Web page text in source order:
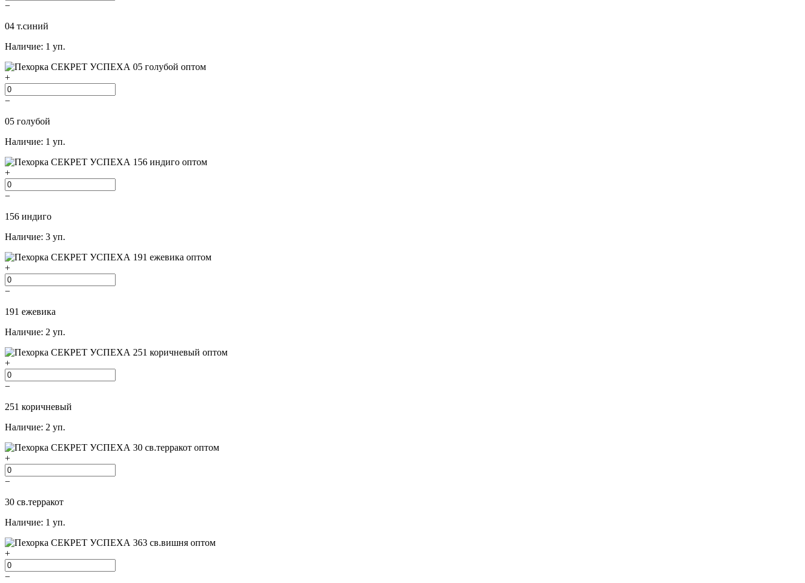
−
04 т.синий
Наличие: 1 уп.
+
−
05 голубой
Наличие: 1 уп.
+
−
156 индиго
Наличие: 3 уп.
+
−
191 ежевика
Наличие: 2 уп.
+
−
251 коричневый
Наличие: 2 уп.
+
−
30 св.терракот
Наличие: 1 уп.
+
−